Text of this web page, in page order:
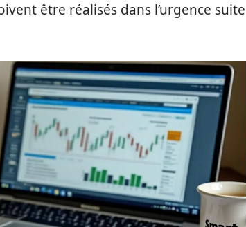
être réalisés dans l’urgence suite